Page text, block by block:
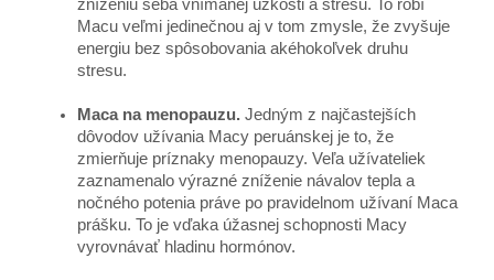
zníženiu seba vnímanej úzkosti a stresu. To robí
Macu veľmi jedinečnou aj v tom zmysle, že zvyšuje
energiu bez spôsobovania akéhokoľvek druhu
stresu.
Maca na menopauzu. Jedným z najčastejších
dôvodov užívania Macy peruánskej je to, že
zmierňuje príznaky menopauzy. Veľa užívateliek
zaznamenalo výrazné zníženie návalov tepla a
nočného potenia práve po pravidelnom užívaní Maca
prášku. To je vďaka úžasnej schopnosti Macy
vyrovnávať hladinu hormónov.